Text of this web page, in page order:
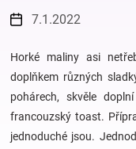
Pokojíček
a
kojenecká
výbava
7.1.2022
Horké maliny asi
doplňkem různých
pohárech, skvěle
francouzský toast.
jednoduché jsou.